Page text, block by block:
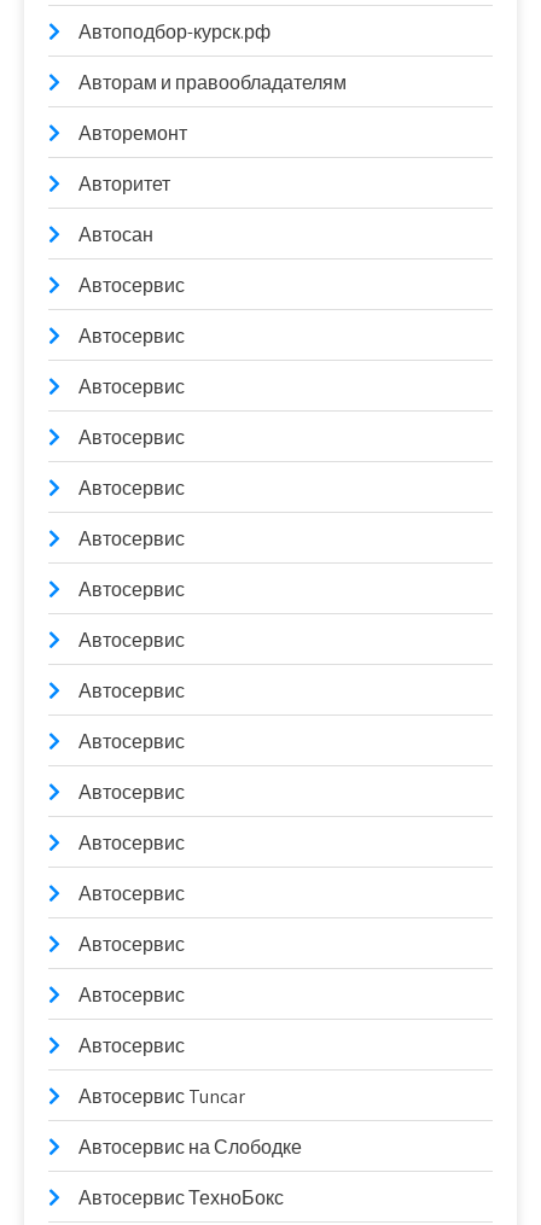
Автоподбор-курск.рф
Авторам и правообладателям
Авторемонт
Авторитет
Автосан
Автосервис
Автосервис
Автосервис
Автосервис
Автосервис
Автосервис
Автосервис
Автосервис
Автосервис
Автосервис
Автосервис
Автосервис
Автосервис
Автосервис
Автосервис
Автосервис
Автосервис Tuncar
Автосервис на Слободке
Автосервис ТехноБокс